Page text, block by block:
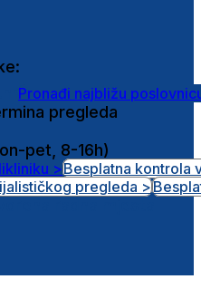
Pronađi najbližu
pregleda
pet, 8-16h)
>Besplatna kontrola
pregleda >